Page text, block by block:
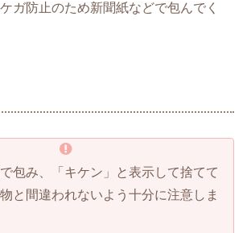
ガ防止のため新聞紙などで包んでく
包み、「キケン」と表示して捨てて
と間違われないよう十分に注意しま